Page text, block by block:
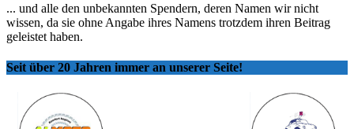
... und alle den unbekannten Spendern, deren Namen wir nicht
wissen, da sie ohne Angabe ihres Namens trotzdem ihren Beitrag
geleistet haben.
Seit über 20 Jahren immer an unserer Seite!